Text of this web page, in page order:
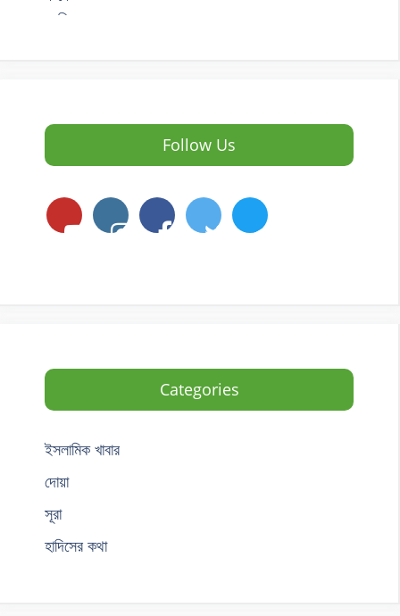
Follow Us
Categories
ইসলামিক খাবার
দোয়া
সূরা
হাদিসের কথা